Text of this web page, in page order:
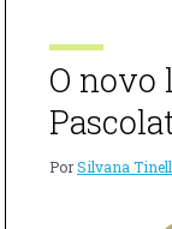
O novo
PorSilvana